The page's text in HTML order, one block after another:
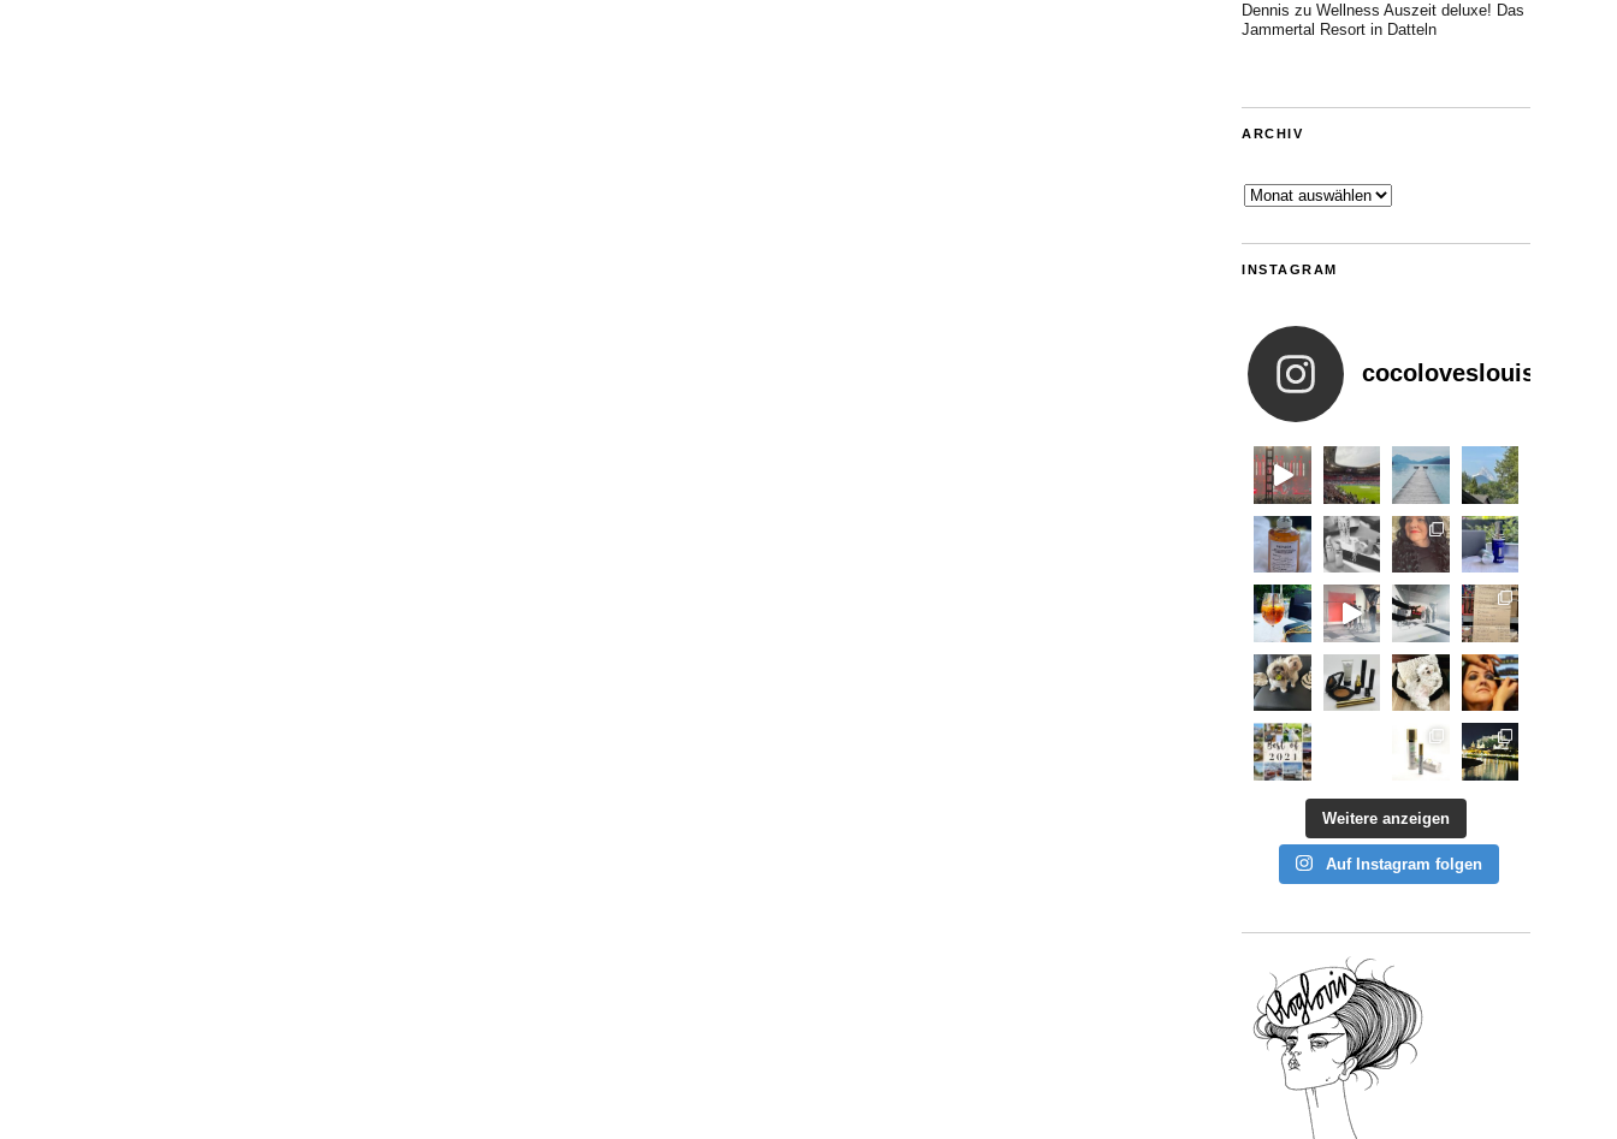
Dennis zu Wellness Auszeit deluxe! Das
Jammertal Resort in Datteln
ARCHIV
Archiv
INSTAGRAM
cocoloveslouis
Weitere anzeigen
Auf Instagram folgen